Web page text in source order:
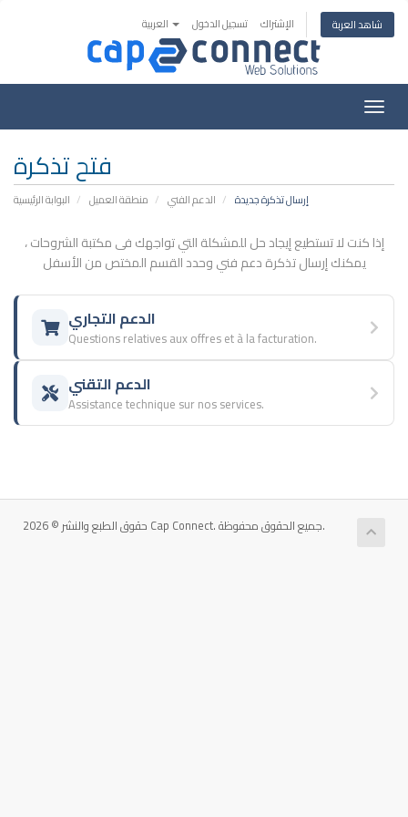
تسجيل الدخول الإشتراك شاهد العربة
تبديل
التنقل
فتح تذكرة
البوابة الرئيسية منطقة العميل الدعم الفني إرسال تذكرة جديدة
إذا كنت لا تستطيع إيجاد حل للمشكلة التي تواجهك فى مكتبة الشروحات ،
يمكنك إرسال تذكرة دعم فني وحدد القسم المختص من الأسفل
الدعم التجاري
Questions relatives aux offres et à la facturation.
الدعم التقني
Assistance technique sur nos services.
حقوق الطبع والنشر © 2026 Cap Connect. جميع الحقوق محفوظة.